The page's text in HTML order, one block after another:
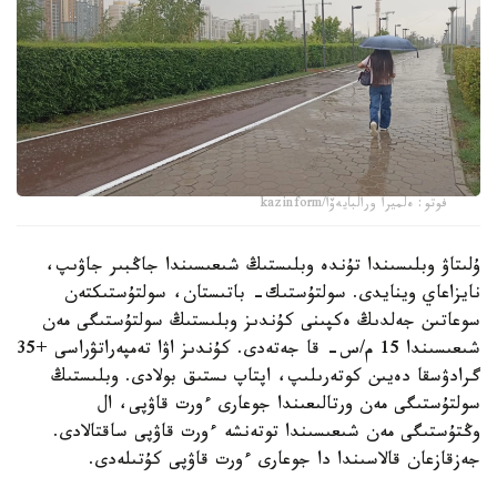
فوتو: ەلميرا ورالبايەۆا/kazinform
ۇلىتاۋ وبلىسىندا تۇندە وبلىستىڭ شىعىسىندا جاڭبىر جاۋىپ،
نايزاعاي وينايدى. سولتۇستىك- باتىستان، سولتۇستىكتەن
سوعاتىن جەلدىڭ ەكپىنى كۇندىز وبلىستىڭ سولتۇستىگى مەن
شىعىسىندا 15 م/س- قا جەتەدى. كۇندىز اۋا تەمپەراتۋراسى +35
گرادۋسقا دەيىن كوتەرىلىپ، اپتاپ ىستىق بولادى. وبلىستىڭ
سولتۇستىگى مەن ورتالىعىندا جوعارى ءورت قاۋپى، ال
وڭتۇستىگى مەن شىعىسىندا توتەنشە ءورت قاۋپى ساقتالادى.
جەزقازعان قالاسىندا دا جوعارى ءورت قاۋپى كۇتىلەدى.